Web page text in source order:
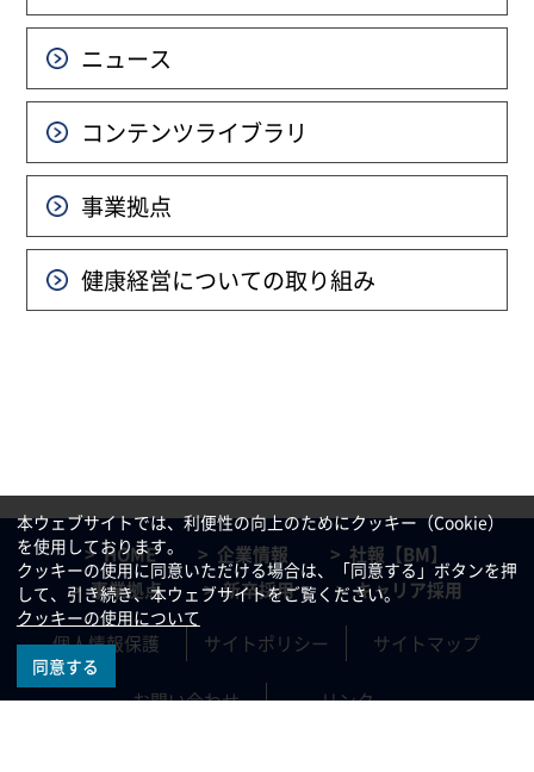
ニュース
コンテンツライブラリ
事業拠点
健康経営についての取り組み
HOME 企業情報
社報【BM】
事業拠点
新卒採用 キャリア採用
個人情報保護 サイトポリシー サイトマップ
お問い合わせ リンク
本ウェブサイトでは、利便性の向上のためにクッキー（Cookie）
を使用しております。
クッキーの使用に同意いただける場合は、「同意する」ボタンを押
して、引き続き、本ウェブサイトをご覧ください。
クッキーの使用について
同意する